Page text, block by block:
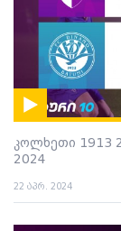
კოლხეთი 1913
2024
22 აპრ. 2024